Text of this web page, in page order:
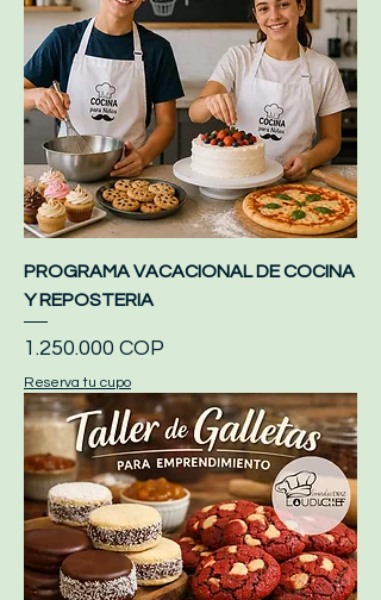
PROGRAMA VACACIONAL DE COCINA
Y REPOSTERIA
Precio
1.250.000 COP
Reserva tu cupo